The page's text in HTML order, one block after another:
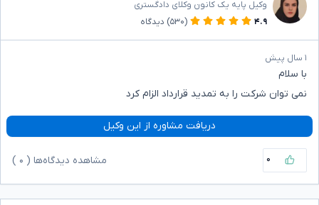
وکیل پایه یک کانون وکلای دادگستری
۴.۹
(۵۳۰) دیدگاه
۱ سال پیش
با سلام
نمی توان شرکت را به تمدید قرارداد الزام کرد
دریافت مشاوره از این وکیل
۰ مشاهده دیدگاه‌ها ( ۰